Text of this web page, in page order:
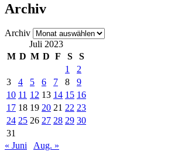
Archiv
Archiv
Juli 2023
M D M D F S
S
1
2
3
4 5 6 7 8
9
10 11 12 13 14 15 16
17 18 19 20 21 22 23
24 25 26 27 28 29 30
31
« Juni
Aug. »